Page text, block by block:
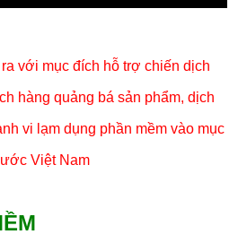
với mục đích hỗ trợ chiến dịch
hàng quảng bá sản phẩm, dịch
vi lạm dụng phần mềm vào mục
Việt Nam